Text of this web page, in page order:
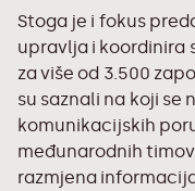
Stoga je i fokus
upravlja i koordinira
za više od 3.500
su saznali na koji se
komunikacijskih
međunarodnih
razmjena